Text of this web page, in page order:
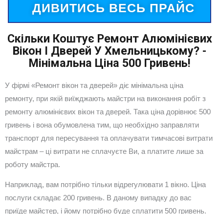
ДИВИТИСЬ ВЕСЬ ПРАЙС
Скільки Коштує Ремонт Алюмінієвих
Вікон І Дверей У Хмельницькому? -
Мінімальна Ціна 500 Гривень!
У фірмі «Ремонт вікон та дверей» діє мінімальна ціна
ремонту, при якій виїжджають майстри на виконання робіт з
ремонту алюмінієвих вікон та дверей. Така ціна дорівнює 500
гривень і вона обумовлена тим, що необхідно заправляти
транспорт для пересування та оплачувати тимчасові витрати
майстрам – ці витрати не сплачуєте Ви, а платите лише за
роботу майстра.
Наприклад, вам потрібно тільки відрегулювати 1 вікно. Ціна
послуги складає 200 гривень. В даному випадку до вас
приїде майстер, і йому потрібно буде сплатити 500 гривень.